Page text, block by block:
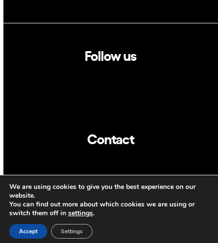
Follow us
Contact
CAT ENG
We are using cookies to give you the best experience on our
website.
You can find out more about which cookies we are using or
switch them off in settings.
Accept Settings